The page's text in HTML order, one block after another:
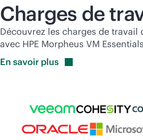
Charges de
Découvrez les charges de travail
avec HPE Morpheus VM
En savoir plus